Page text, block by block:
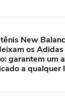
New
os
garantem um
a qualquer